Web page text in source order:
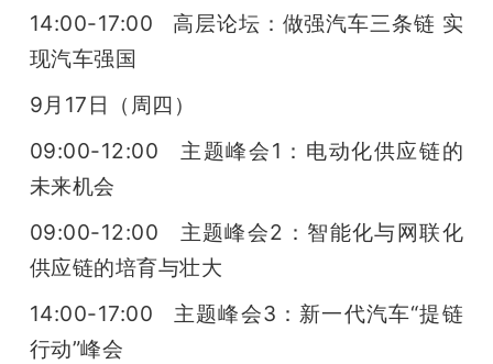
14:00-17:00   高层论坛：做强汽车三条链 实
现汽车强国
9月17日（周四）
09:00-12:00   主题峰会1：电动化供应链的
未来机会
09:00-12:00   主题峰会2：智能化与网联化
供应链的培育与壮大
14:00-17:00   主题峰会3：新一代汽车“提链
行动”峰会